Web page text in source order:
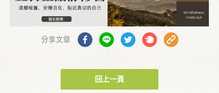
分享文章
回上一頁